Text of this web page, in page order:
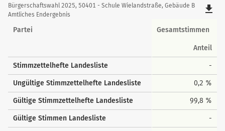
Details
der
Landesstimmen
Bürgerschaftswahl 2025, 50401 - Schule Wielandstraße, Gebäude B
Amtliches Endergebnis
file_download
Partei Gesamtstimmen
Anteil
Stimmzettelhefte Landesliste -
Ungültige Stimmzettelhefte Landesliste 0,2 %
Gültige Stimmzettelhefte Landesliste 99,8 %
Gültige Stimmen Landesliste -